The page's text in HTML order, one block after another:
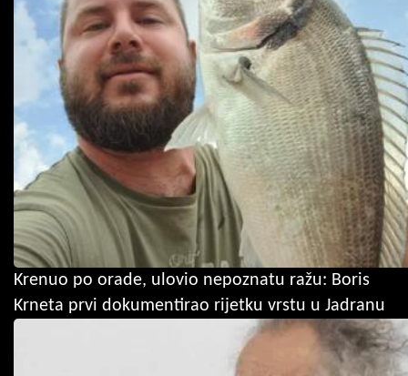
Krenuo po orade, ulovio nepoznatu ražu: Boris
Krneta prvi dokumentirao rijetku vrstu u Jadranu